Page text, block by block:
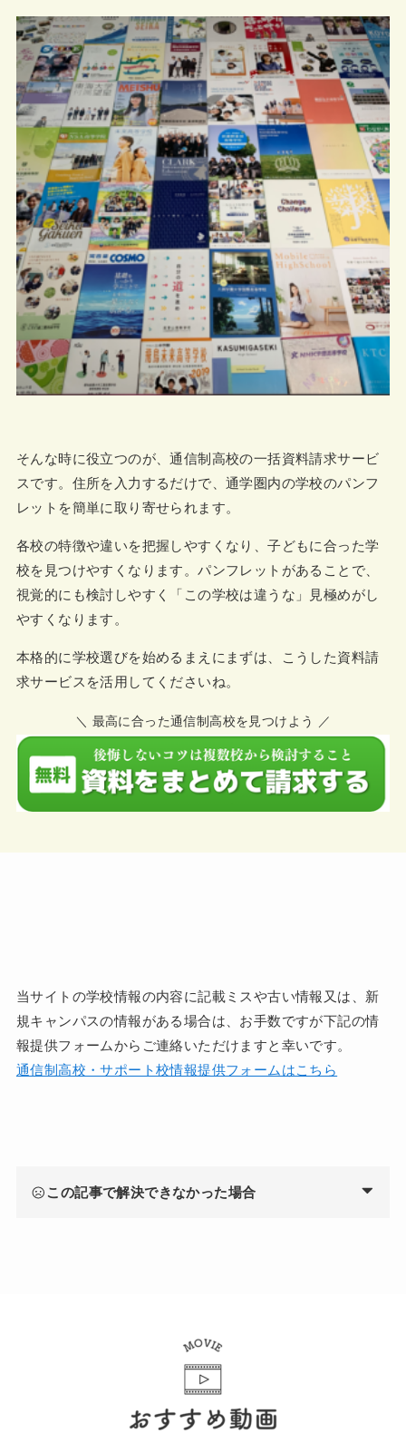
そんな時に役立つのが、通信制高校の一括資料請求サービ
スです。住所を入力するだけで、通学圏内の学校のパンフ
レットを簡単に取り寄せられます。
各校の特徴や違いを把握しやすくなり、子どもに合った学
校を見つけやすくなります。パンフレットがあることで、
視覚的にも検討しやすく「この学校は違うな」見極めがし
やすくなります。
本格的に学校選びを始めるまえにまずは、こうした資料請
求サービスを活用してくださいね。
＼ 最高に合った通信制高校を見つけよう ／
当サイトの学校情報の内容に記載ミスや古い情報又は、新
規キャンパスの情報がある場合は、お手数ですが下記の情
報提供フォームからご連絡いただけますと幸いです。
通信制高校・サポート校情報提供フォームはこちら
この記事で解決できなかった場合